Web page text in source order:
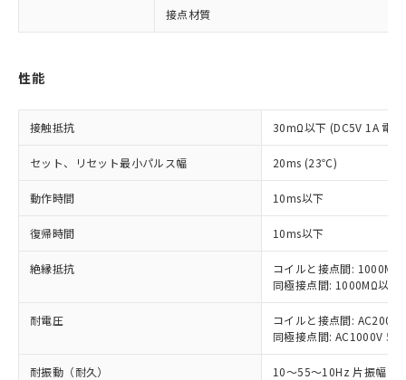
接点材質
性能
接触抵抗 30mΩ以下 (DC5V 1A 電
セット、リセット最小パルス幅 20ms (23℃)
動作時間 10ms以下
復帰時間 10ms以下
絶縁抵抗
コイルと接点間: 1000MΩ
同極接点間: 1000MΩ以上
耐電圧
コイルと接点間:
同極接点間: AC1000V
耐振動（耐久） 10～55～10Hz 片振幅
ご利用ください。
本サービスは、当社制御機器事業取扱
商品の当社在庫状況および標準価格
(税抜)を提供させていただくもので
当社制御機器事業取扱商品の中には、
本サービスの対象外となる商品もある
在庫状況および標準価格照会結果は、
記載している更新日時点での社内デー
タに基づき作成されるものであり、閲
覧された時点での実際の在庫および標
準価格とは異なる場合があることをご
対応予定：EU RoHS指令（10物質）の非含
非含有に非対応の商品で、対応品を出す予
定はありません。
調査・確認中：EU RoHS指令（10物質）の
非含有の対応状況を調査中または確認中の
非該当品：ライセンス料など無形物で、有
仕入先様の事情により、非含有部品として
いたものが、含有品と判明した場合などや
むを得ず変更することがあります。
鉛(Pb) 1000ppm以下、 水銀(Hg) 1000ppm以下、 カド
六価クロム(Cr(Ⅵ)) 1000ppm以下、ポリ臭化ビフェニル
類(PBB) 1000ppm以下、ポリ臭化ジフェニルエーテル類
※1 中国RoHS○×表
「○」：最大均質材料含有率が中国RoHSの
基準値以下であることを示します。
「×」：最大均質材料含有率が中国RoHSの
「－」：未確認です。当社販売部門へお問
Cr(Ⅵ)(六価クロム) : 1000ppm、 PBBs(ポリ臭化ビフェ
当社は、これら貴社製品のうち、外国
為替および外国貿易法に定める商品
（以下｢規制貨物等」という）を輸出
または国外への提供する場合は、日本
国政府の輸出許可(または役務取引許
可)を取得するなどの必要な手続きを